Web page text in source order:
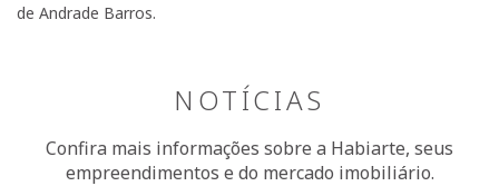
de Andrade Barros.
NOTÍCIAS
Confira mais informações sobre a Habiarte, seus
empreendimentos e do mercado imobiliário.